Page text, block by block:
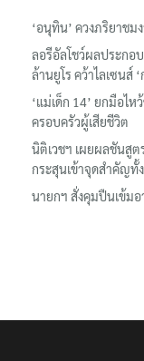
‘อนุทิน’ ควงภริยาชม
ลอรีอัลโชว์ผลประกอ
ล้านยูโร คว้าไลเซนส์
‘แม่เด็ก 14’ ยกมือไ
ครอบครัวผู้เสียชีวิต
นิติเวชฯ เผยผลชันสูต
กระสุนเข้าจุดสำคัญทั้
นายกฯ สั่งคุมปืนเข้ม